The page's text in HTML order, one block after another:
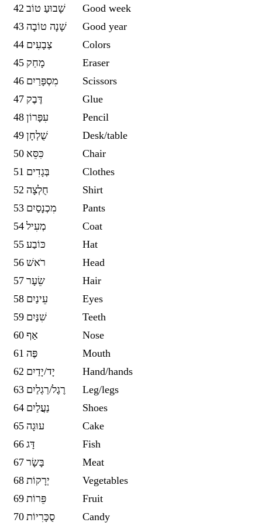
42 שָׁבוּעַ טוֹב
Good week
43 שָׁנָה טוֹבָה
Good year
44 צְבָעִים
Colors
45 מָחַק
Eraser
46 מִסְפָּרַיִם
Scissors
47 דֶּבֶק
Glue
48 עִפָּרוֹן
Pencil
49 שֻׁלְחָן
Desk/table
50 כִּסֵּא
Chair
51 בְּגָדִים
Clothes
52 חֻלְצָה
Shirt
53 מִכְנָסַיִם
Pants
54 מְעִיל
Coat
55 כּוֹבַע
Hat
56 רֹאשׁ
Head
57 שֵׂעָר
Hair
58 עֵינַיִם
Eyes
59 שִׁנַּיִם
Teeth
60 אַף
Nose
61 פֶּה
Mouth
62 יָד/יָדַיִם
Hand/hands
63 רֶגֶל/רַגְלַיִם
Leg/legs
64 נַעֲלַיִם
Shoes
65 עוּגָה
Cake
66 דָּג
Fish
67 בָּשָׂר
Meat
68 יְרָקוֹת
Vegetables
69 פֵּרוֹת
Fruit
70 סֻכָּרִיוֹת Candy